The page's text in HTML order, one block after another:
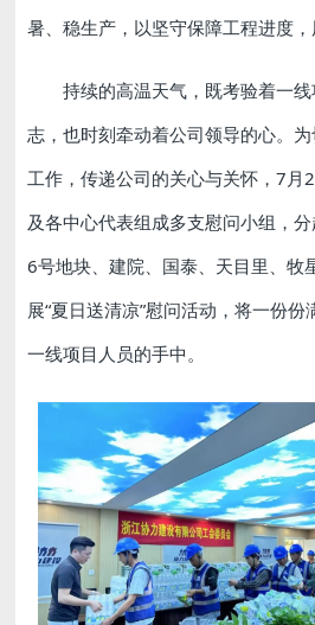
暑、稳生产，以坚守保障工程进度，
持续的高温天气，既考验着一
志，也时刻牵动着公司领导的心。
工作，传递公司的关心与关怀，7月
及各中心代表组成多支慰问小组，
6号地块、建院、国泰、天目里、牧
展“夏日送清凉”慰问活动，将一份
一线项目人员的手中。